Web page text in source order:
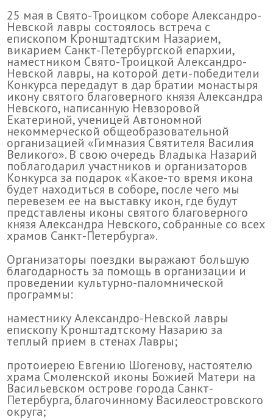
25 мая в Свято-Троицком соборе Александро-
Невской лавры состоялось встреча с
епископом Кронштадтским Назарием,
викарием Санкт-Петербургской епархии,
наместником Свято-Троицкой Александро-
Невской лавры, на которой дети-победители
Конкурса передадут в дар братии монастыря
икону святого благоверного князя Александра
Невского, написанную Невзоровой
Екатериной, ученицей Автономной
некоммерческой общеобразовательной
организацией «Гимназия Святителя Василия
Великого». В свою очередь Владыка Назарий
поблагодарил участников и организаторов
Конкурса за подарок «Какое-то время икона
будет находиться в соборе, после чего мы
перевезем ее на выставку икон, где будут
представлены иконы святого благоверного
князя Александра Невского, собранные со всех
храмов Санкт-Петербурга».
Организаторы поездки выражают большую
благодарность за помощь в организации и
проведении культурно-паломнической
программы:
наместнику Александро-Невской лавры
епископу Кронштадтскому Назарию за
теплый прием в стенах Лавры;
протоиерею Евгению Шогенову, настоятелю
храма Смоленской иконы Божией Матери на
Васильевском острове города Санкт-
Петербурга, благочинному Василеостровского
округа;